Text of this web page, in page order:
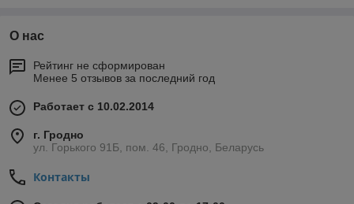
общественных и производственных зданиях.
Трубчатые шумоглушители
на воздуховоды диаметром до 500мм.
каркас
диафрагма
звукопоглощающий материал
кожух
О нас
Рейтинг не сформирован
Менее 5 отзывов за последний год
Работает с 10.02.2014
г. Гродно
ул. Горького 91Б, пом. 46, Гродно, Беларусь
Контакты